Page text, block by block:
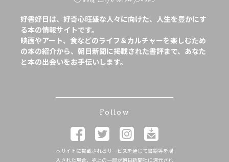
好書好日は、好奇心旺盛な人々に向けた、人生を豊かにす
る本の情報サイトです。
映画やアート、食などのライフ＆カルチャーを楽しむため
の本の紹介から、朝日新聞に掲載された書評まで、あなた
と本の出会いをお手伝いします。
Follow
本サイトに掲載されるサービスを通じて書籍等を購
入された場合、売上の一部が朝日新聞社に還元され